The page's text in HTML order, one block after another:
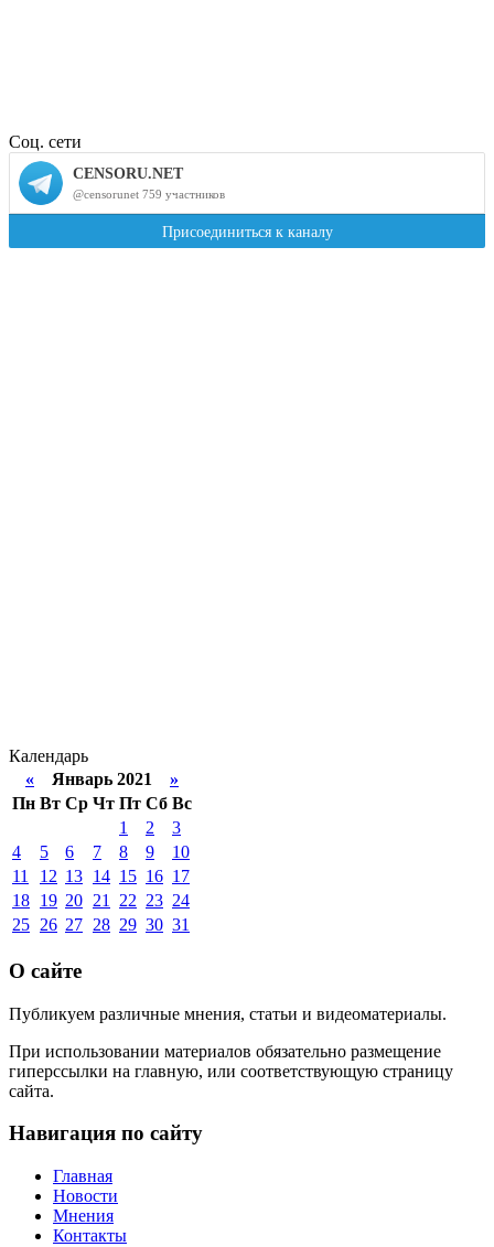
Соц. сети
Календарь
« Январь 2021 »
Пн Вт Ср Чт Пт Сб Вс
1
2
3
4
5 6 7 8 9
10
11
12 13 14 15 16 17
18 19 20 21 22 23 24
25 26 27 28 29 30 31
О сайте
Публикуем различные мнения, статьи и видеоматериалы.
При использовании материалов обязательно размещение
гиперссылки на главную, или соответствующую страницу
сайта.
Навигация по сайту
Главная
Новости
Мнения
Контакты